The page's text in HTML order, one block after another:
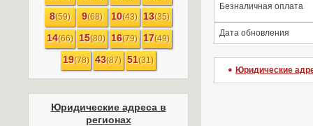
8(59) 9(68) 10(43) 13(35)
14(66) 15(80) 16(79) 17(49)
19(78) 43(87) 51(31)
Юридические адреса в
регионах
Безналичная оплата
Дата обновления
Юридические